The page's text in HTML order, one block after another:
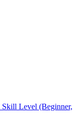
Skill Level (Beginner,